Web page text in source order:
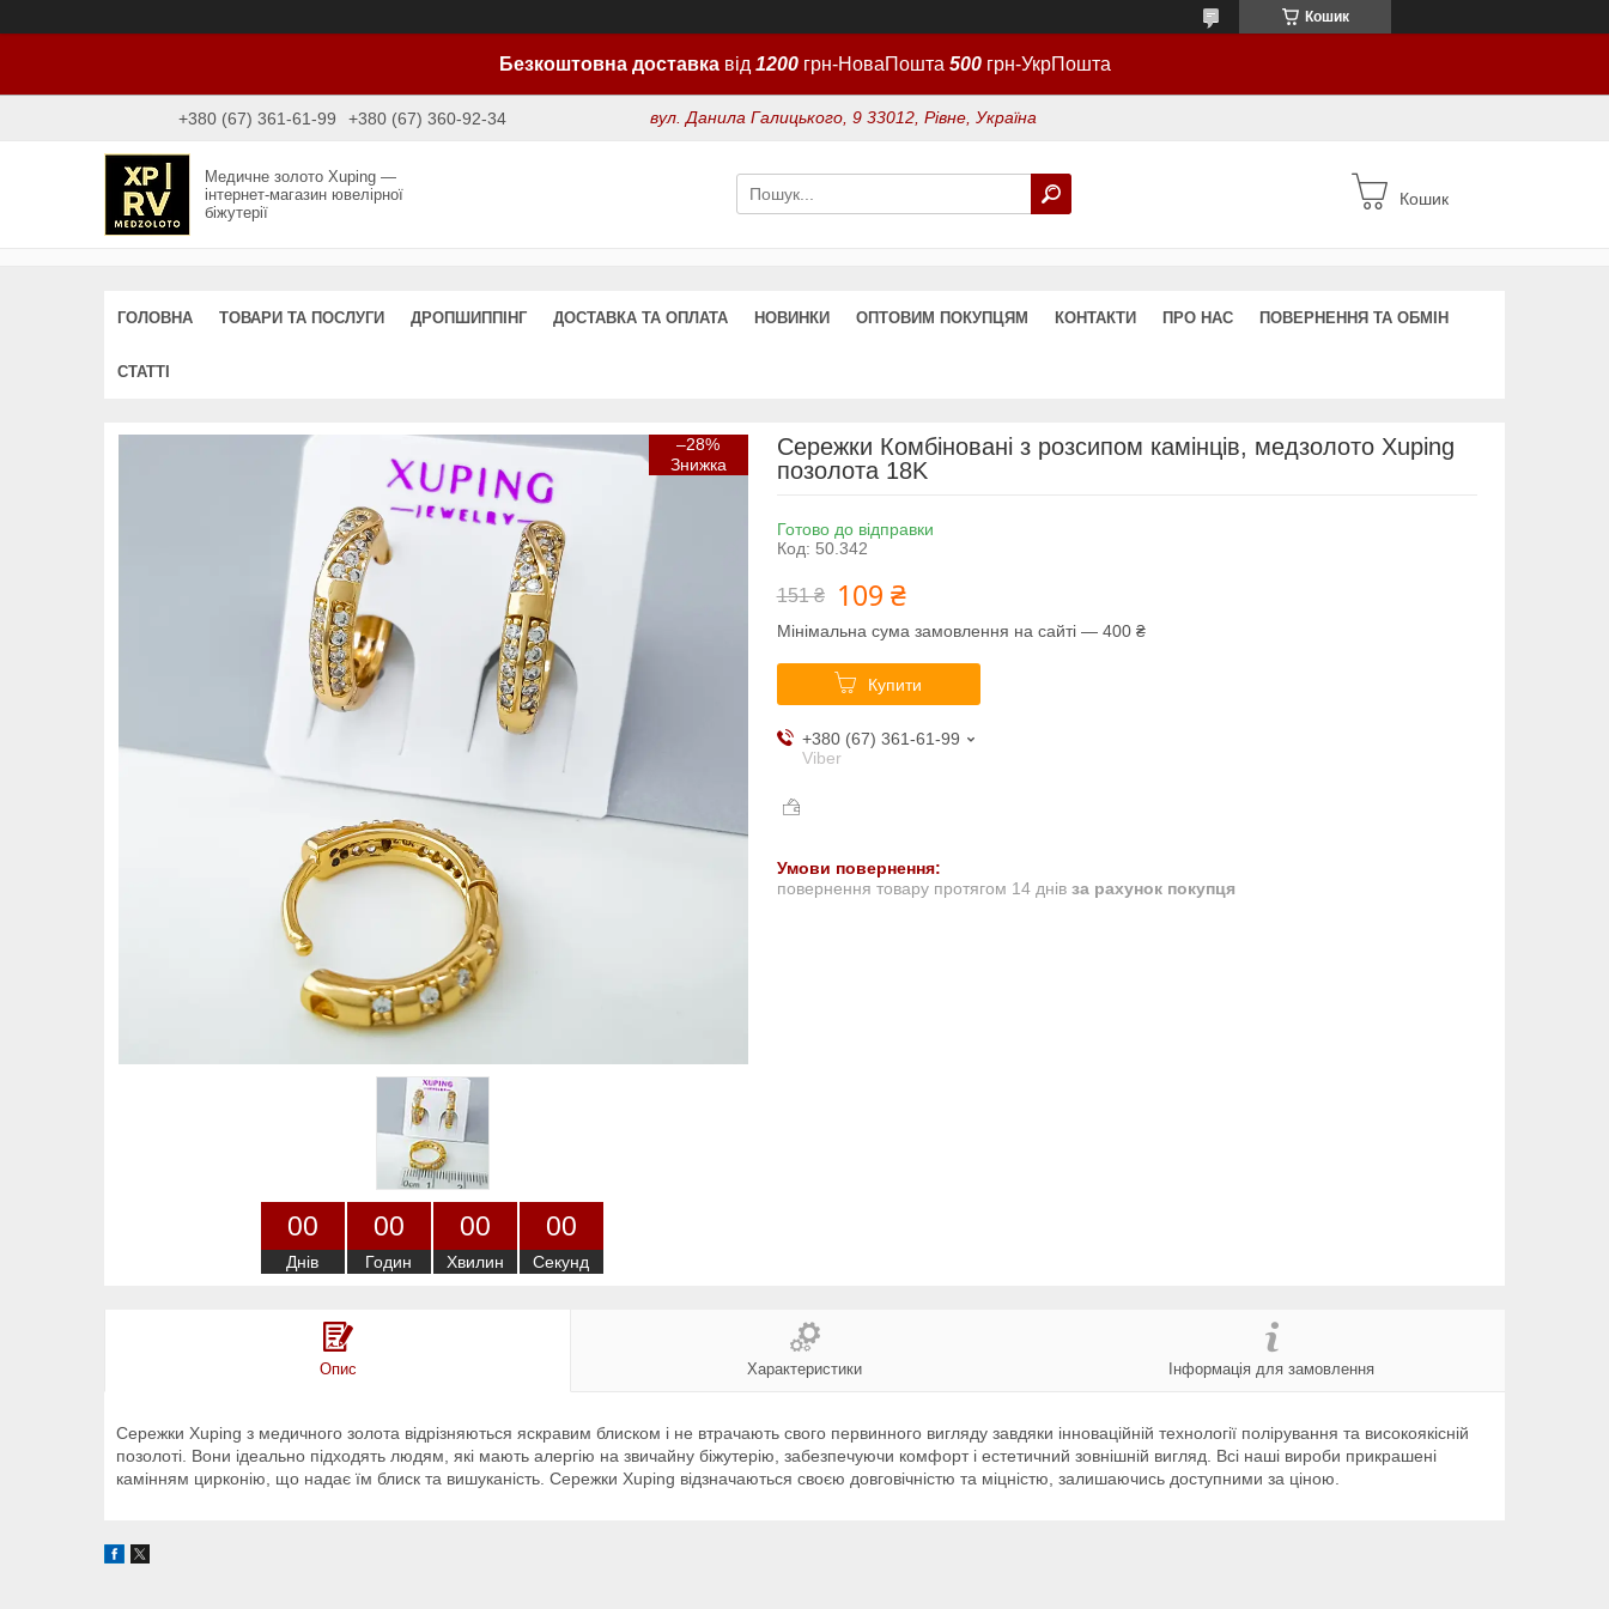
Кошик
Безкоштовна доставкавід 1200грн-НоваПошта 500грн-УкрПошта
+380 (67) 361-61-99 +380 (67) 360-92-34 вул. Данила Галицького, 9 33012, Рівне, Україна
Медичне золото Xuping —
інтернет-магазин ювелірної
біжутерії
Кошик
ГОЛОВНА ТОВАРИ ТА ПОСЛУГИ ДРОПШИППІНГ ДОСТАВКА ТА ОПЛАТА НОВИНКИ ОПТОВИМ ПОКУПЦЯМ КОНТАКТИ ПРО НАС ПОВЕРНЕННЯ ТА ОБМІН
СТАТТІ
–28%
00
Днів
00
Годин
00
Хвилин
00
Секунд
Сережки Комбіновані з розсипом камінців, медзолото Xuping
позолота 18K
Готово до відправки
Код: 50.342
151 ₴ 109 ₴
Мінімальна сума замовлення на сайті — 400 ₴
Купити
+380 (67) 361-61-99
Viber
повернення товару протягом 14 днів за рахунок покупця
Опис Характеристики Інформація для замовлення
Сережки Xuping з медичного золота відрізняються яскравим блиском і не втрачають свого первинного вигляду завдяки інноваційній технології полірування та високоякісній
позолоті. Вони ідеально підходять людям, які мають алергію на звичайну біжутерію, забезпечуючи комфорт і естетичний зовнішній вигляд. Всі наші вироби прикрашені
камінням цирконію, що надає їм блиск та вишуканість. Сережки Xuping відзначаються своєю довговічністю та міцністю, залишаючись доступними за ціною.